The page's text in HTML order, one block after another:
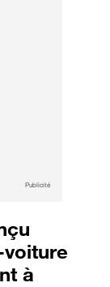
Publicité
à